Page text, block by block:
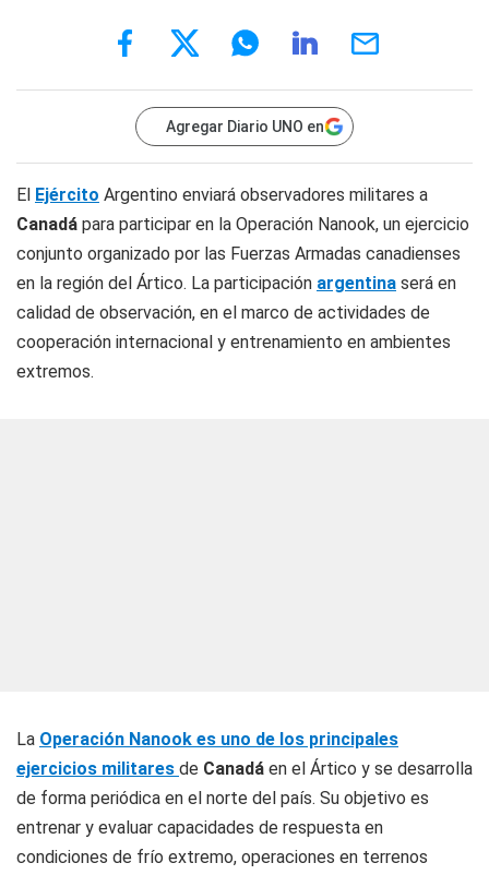
Agregar Diario UNO en
El Ejército Argentino enviará observadores militares a
Canadá para participar en la Operación Nanook, un ejercicio
conjunto organizado por las Fuerzas Armadas canadienses
en la región del Ártico. La participación argentina será en
calidad de observación, en el marco de actividades de
cooperación internacional y entrenamiento en ambientes
extremos.
La Operación Nanook es uno de los principales
ejercicios militares de Canadá en el Ártico y se desarrolla
de forma periódica en el norte del país. Su objetivo es
entrenar y evaluar capacidades de respuesta en
condiciones de frío extremo, operaciones en terrenos